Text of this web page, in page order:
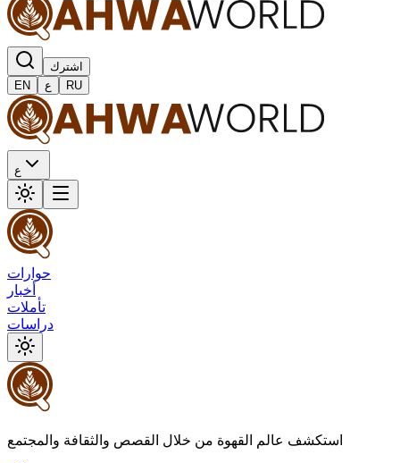
اشترك
EN
ع RU
ع
حوارات
أخبار
تأملات
دراسات
استكشف عالم القهوة من خلال القصص والثقافة والمجتمع